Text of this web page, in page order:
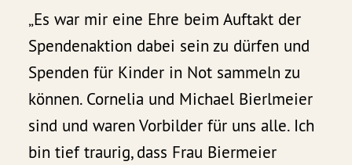
„Es war mir eine Ehre beim Auftakt der
Spendenaktion dabei sein zu dürfen und
Spenden für Kinder in Not sammeln zu
können. Cornelia und Michael Bierlmeier
sind und waren Vorbilder für uns alle. Ich
bin tief traurig, dass Frau Biermeier